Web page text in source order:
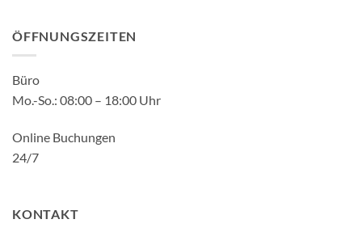
ÖFFNUNGSZEITEN
Büro
Mo.-So.: 08:00 – 18:00 Uhr
Online Buchungen
24/7
KONTAKT